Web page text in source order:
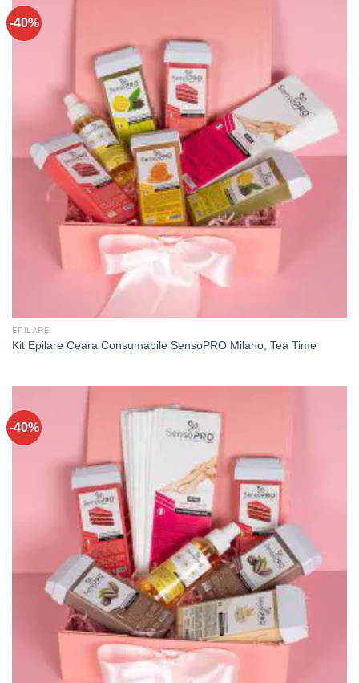
-40%
EPILARE
Kit Epilare Ceara Consumabile SensoPRO Milano, Tea Time
-40%